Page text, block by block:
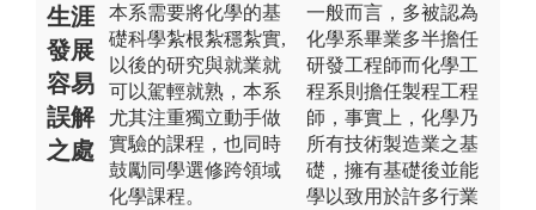
生涯
發展
容易
誤解
之處
本系需要將化學的基
礎科學紮根紮穩紮實,
以後的研究與就業就
可以駕輕就熟，本系
尤其注重獨立動手做
實驗的課程，也同時
鼓勵同學選修跨領域
化學課程。
一般而言，多被認為
化學系畢業多半擔任
研發工程師而化學工
程系則擔任製程工程
師，事實上，化學乃
所有技術製造業之基
礎，擁有基礎後並能
學以致用於許多行業